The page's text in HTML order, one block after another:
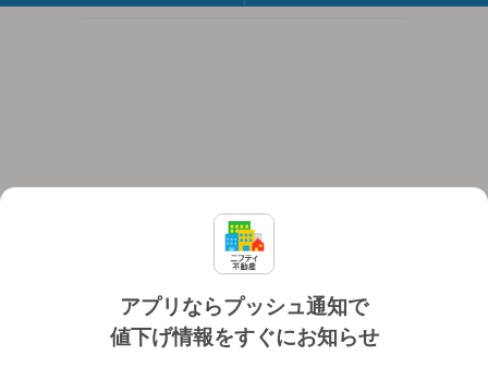
アプリならプッシュ通知で
値下げ情報をすぐにお知らせ
個人情報保護ポリシー 利用規約